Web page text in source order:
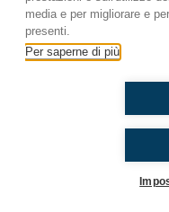
percorso di
del Corriere.
Ti è piaciuto?
media e per migliorare e
presenti.
Per saperne di più